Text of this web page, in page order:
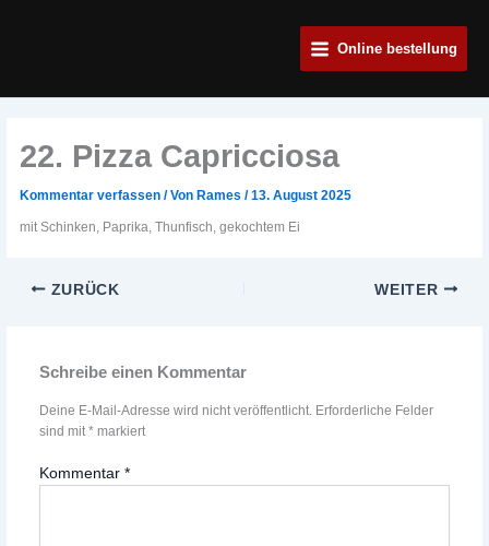
MenuOnline bestellung
22. Pizza Capricciosa
Kommentar verfassen / VonRames/13. August 2025
mit Schinken, Paprika, Thunfisch, gekochtem Ei
ZURÜCK WEITER
Schreibe einen Kommentar
Deine E-Mail-Adresse wird nicht veröffentlicht. Erforderliche Felder
sind mit* markiert
Kommentar*